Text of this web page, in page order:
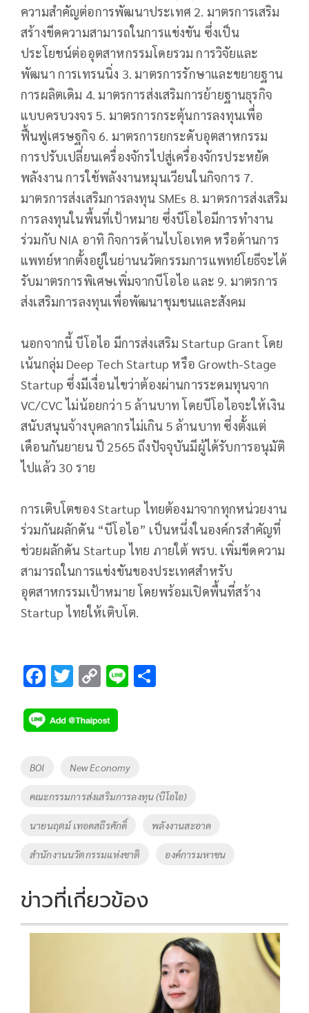
ความสำคัญต่อการพัฒนาประเทศ 2. มาตรการเสริม
สร้างขีดความสามารถในการแข่งขัน ซึ่งเป็น
ประโยชน์ต่ออุตสาหกรรมโดยรวม การวิจัยและ
พัฒนา การเทรนนิ่ง 3. มาตรการรักษาและขยายฐาน
การผลิตเดิม 4. มาตรการส่งเสริมการย้ายฐานธุรกิจ
แบบครบวงจร 5. มาตรการกระตุ้นการลงทุนเพื่อ
ฟื้นฟูเศรษฐกิจ 6. มาตรการยกระดับอุตสาหกรรม
การปรับเปลี่ยนเครื่องจักรไปสู่เครื่องจักรประหยัด
พลังงาน การใช้พลังงานหมุนเวียนในกิจการ 7.
มาตรการส่งเสริมการลงทุน SMEs 8. มาตรการส่งเสริม
การลงทุนในพื้นที่เป้าหมาย ซึ่งบีโอไอมีการทำงาน
ร่วมกับ NIA อาทิ กิจการด้านไบโอเทค หรือด้านการ
แพทย์หากตั้งอยู่ในย่านนวัตกรรมการแพทย์โยธีจะได้
รับมาตรการพิเศษเพิ่มจากบีโอไอ และ 9. มาตรการ
ส่งเสริมการลงทุนเพื่อพัฒนาชุมชนและสังคม
นอกจากนี้ บีโอไอ มีการส่งเสริม Startup Grant โดย
เน้นกลุ่ม Deep Tech Startup หรือ Growth-Stage
Startup ซึ่งมีเงื่อนไขว่าต้องผ่านการระดมทุนจาก
VC/CVC ไม่น้อยกว่า 5 ล้านบาท โดยบีโอไอจะให้เงิน
สนับสนุนจ้างบุคลากรไม่เกิน 5 ล้านบาท ซึ่งตั้งแต่
เดือนกันยายน ปี 2565 ถึงปัจจุบันมีผู้ได้รับการอนุมัติ
ไปแล้ว 30 ราย
การเติบโตของ Startup ไทยต้องมาจากทุกหน่วยงาน
ร่วมกันผลักดัน “บีโอไอ” เป็นหนึ่งในองค์กรสำคัญที่
ช่วยผลักดัน Startup ไทย ภายใต้ พรบ. เพิ่มขีดความ
สามารถในการแข่งขันของประเทศสำหรับ
อุตสาหกรรมเป้าหมาย โดยพร้อมเปิดพื้นที่สร้าง
Startup ไทยให้เติบโต.
F
e
b
k
T
tt
er
C
p
y
Li
n
k
Li
Tags
BOI New Economy
คณะกรรมการส่งเสริมการลงทุน (บีโอไอ)
นายนฤตม์ เทอดสถีรศักดิ์ พลังงานสะอาด
สำนักงานนวัตกรรมแห่งชาติ องค์การมหาชน
ข่าวที่เกี่ยวข้อง